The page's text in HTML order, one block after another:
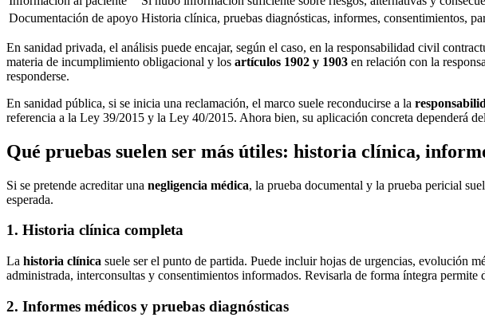
Documentación de apoyo Historia clínica, pruebas diagnósticas, informes, consentimientos,
En sanidad privada, el análisis puede encajar, según el caso, en la responsabilidad civil
materia de incumplimiento obligacional y los artículos 1902 y 1903 en relación con la
responderse.
En sanidad pública, si se inicia una reclamación, el marco suele reconducirse a la
referencia a la Ley 39/2015 y la Ley 40/2015. Ahora bien, su aplicación concreta dependerá
Qué pruebas suelen ser más útiles: historia clínica,
Si se pretende acreditar una negligencia médica, la prueba documental y la prueba pericial
esperada.
1. Historia clínica completa
La historia clínica suele ser el punto de partida. Puede incluir hojas de urgencias, evolución
administrada, interconsultas y consentimientos informados. Revisarla de forma íntegra
2. Informes médicos y pruebas diagnósticas